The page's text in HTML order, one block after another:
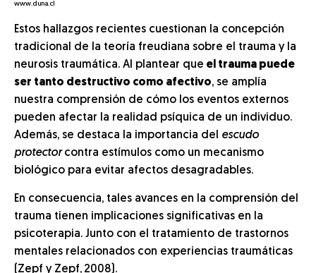
www.duna.cl
Estos hallazgos recientes cuestionan la concepción
tradicional de la teoría freudiana sobre el trauma y la
neurosis traumática. Al plantear que el trauma puede
ser tanto destructivo como afectivo, se amplía
nuestra comprensión de cómo los eventos externos
pueden afectar la realidad psíquica de un individuo.
Además, se destaca la importancia del escudo
protectorcontra estímulos como un mecanismo
biológico para evitar afectos desagradables.
En consecuencia, tales avances en la comprensión del
trauma tienen implicaciones significativas en la
psicoterapia. Junto con el tratamiento de trastornos
mentales relacionados con experiencias traumáticas
(Zepf y Zepf, 2008).